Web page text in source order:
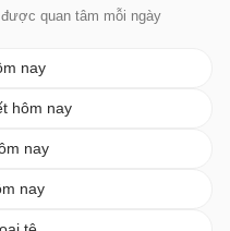
quan tâm mỗi ngày
nay
hôm nay
nay
nay